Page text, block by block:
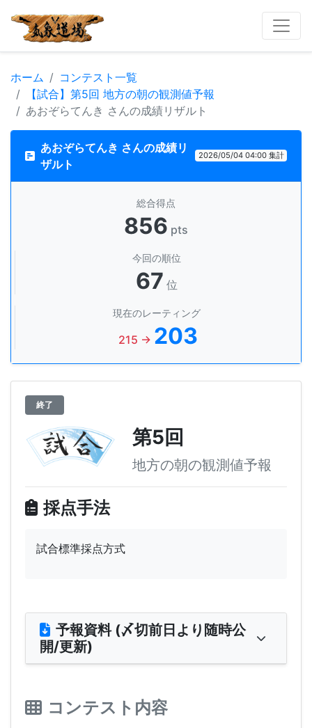
ホーム
コンテスト一覧
【試合】第5回 地方の朝の観測値予報
あおぞらてんき さんの成績リザルト
あおぞらてんき さんの成績リ
ザルト
2026/05/04 04:00 集計
総合得点
856 pts
今回の順位
67 位
現在のレーティング
215 → 203
終了
第5回
地方の朝の観測値予報
採点手法
試合標準採点方式
予報資料 (〆切前日より随時公
開/更新)
コンテスト内容